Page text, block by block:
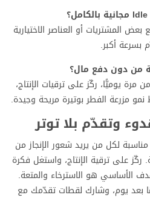
بعض المشتريات أو العناصر الاختيارية
بسرعة أكبر.
من دون دفع مال؟
يوميًّا، ركّز على ترقيات الإنتاج،
مزرعة الفطر بوتيرة مريحة وجيدة.
وتقدّم بلا توتر
مناسبة لكل من يريد شعور الإنجاز من
على ترقية الإنتاج، واستغل فكرة
الأساسي هو الاسترخاء والمتعة.
بعد يوم، وشارك لقطات تقدّمك مع